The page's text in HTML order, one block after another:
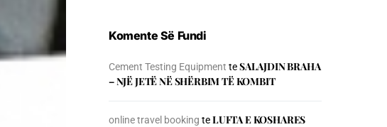
Komente Së Fundi
Cement Testing Equipment teSALAJDIN BRAHA
– NJЁ JETЁ NЁ SHЁRBIM TЁ KOMBIT
online travel booking teLUFTA E KOSHARES